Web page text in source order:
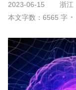
2023-06-15
浙江
本文字数：6565 字